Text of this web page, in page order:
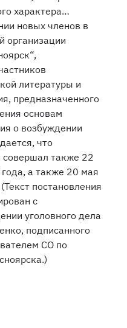
характера…
новых членов в
организации
литературы и
предназначенного
основам
о возбуждении
что
совершал также 22
а также 20 мая
постановления
с
уголовного дела
подписанного
СО по